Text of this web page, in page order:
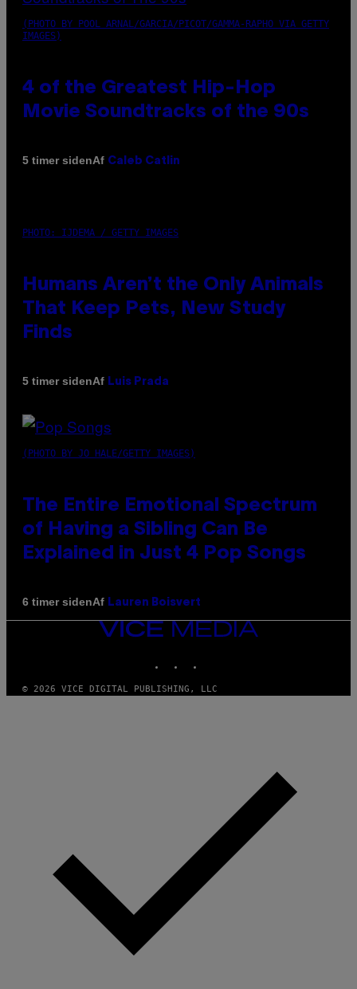
(PHOTO BY POOL ARNAL/GARCIA/PICOT/GAMMA-RAPHO VIA GETTY
IMAGES)
4 of the Greatest Hip-Hop
Movie Soundtracks of the 90s
5 timer sidenAf Caleb Catlin
PHOTO: IJDEMA / GETTY IMAGES
Humans Aren’t the Only Animals
That Keep Pets, New Study
Finds
5 timer sidenAf Luis Prada
(PHOTO BY JO HALE/GETTY IMAGES)
The Entire Emotional Spectrum
of Having a Sibling Can Be
Explained in Just 4 Pop Songs
6 timer sidenAf Lauren Boisvert
VICE
MEDIA
© 2026 VICE DIGITAL PUBLISHING, LLC